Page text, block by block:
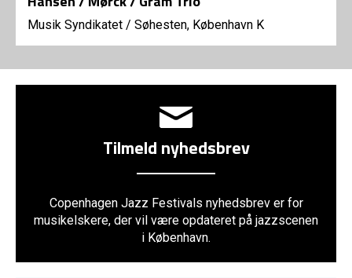
Musik Syndikatet / Søhesten, København K
Tilmeld nyhedsbrev
Copenhagen Jazz Festivals nyhedsbrev er for
musikelskere, der vil være opdateret på jazzscenen
i København.